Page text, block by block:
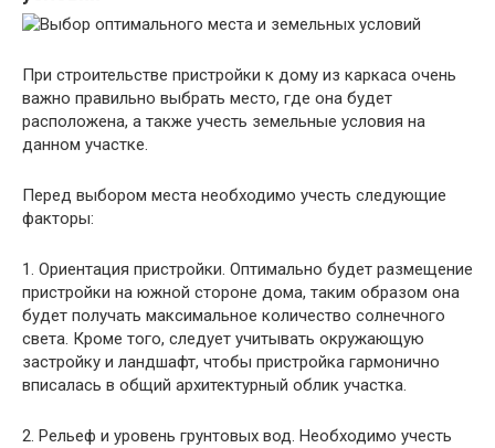
При строительстве пристройки к дому из каркаса очень
важно правильно выбрать место, где она будет
расположена, а также учесть земельные условия на
данном участке.
Перед выбором места необходимо учесть следующие
факторы:
1. Ориентация пристройки. Оптимально будет размещение
пристройки на южной стороне дома, таким образом она
будет получать максимальное количество солнечного
света. Кроме того, следует учитывать окружающую
застройку и ландшафт, чтобы пристройка гармонично
вписалась в общий архитектурный облик участка.
2. Рельеф и уровень грунтовых вод. Необходимо учесть